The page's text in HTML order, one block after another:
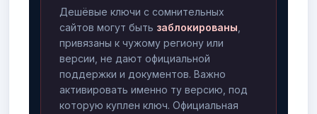
Дешёвые ключи с сомнительных
сайтов могут быть заблокированы
привязаны к чужому региону или
версии, не дают официальной
поддержки и документов. Важно
активировать именно ту версию, под
которую куплен ключ. Официальная